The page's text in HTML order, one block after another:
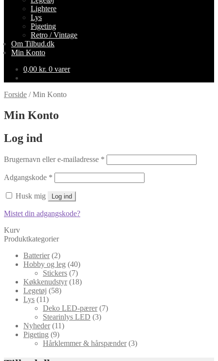
Lightere
Lys
Pigeting
Retro / Vintage
Om Tilbud.dk
Min Konto
0,00 kr. 0 varer
Forside /Min Konto
Min Konto
Log ind
Brugernavn eller e-mailadresse *
Adgangskode *
Husk mig Log ind
Mistet din adgangskode?
Kurv
Produktkategorier
Batterier (2)
Hobby og leg (40)
Stickers (7)
Køkkenudstyr (18)
Legetøj (58)
Lys (11)
Deko LED-pærer (7)
Stearinlys LED (3)
Nyheder (11)
Pigeting (9)
Hårklemmer & hårspænder (3)